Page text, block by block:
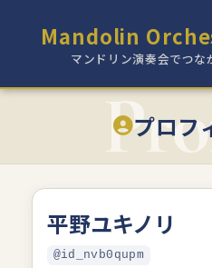
Mandolin
マンドリン演奏会でつな
プロフ
平野ユキノリ
@id_nvb0qupm